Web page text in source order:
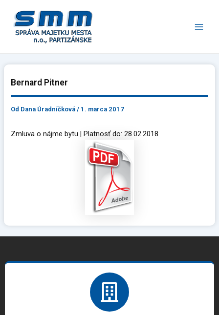
obsah
Bernard Pitner
Od Dana Úradníčková/ 1. marca 2017
Zmluva o nájme bytu | Platnosť do: 28.02.2018